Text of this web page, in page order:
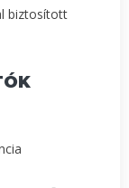
biztosított